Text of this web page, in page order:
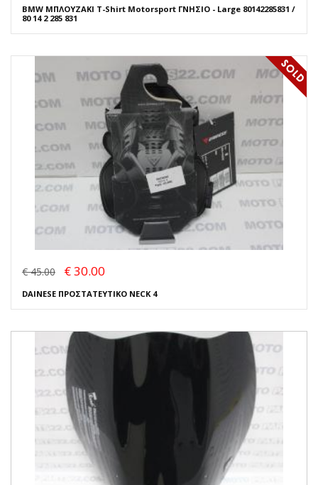
BMW ΜΠΛΟΥΖΑΚΙ T-Shirt Motorsport ΓΝΗΣΙΟ - Large 80142285831 /
80 14 2 285 831
€ 45.00 € 30.00
DAINESE ΠΡΟΣΤΑΤΕΥΤΙΚΟ NECK 4